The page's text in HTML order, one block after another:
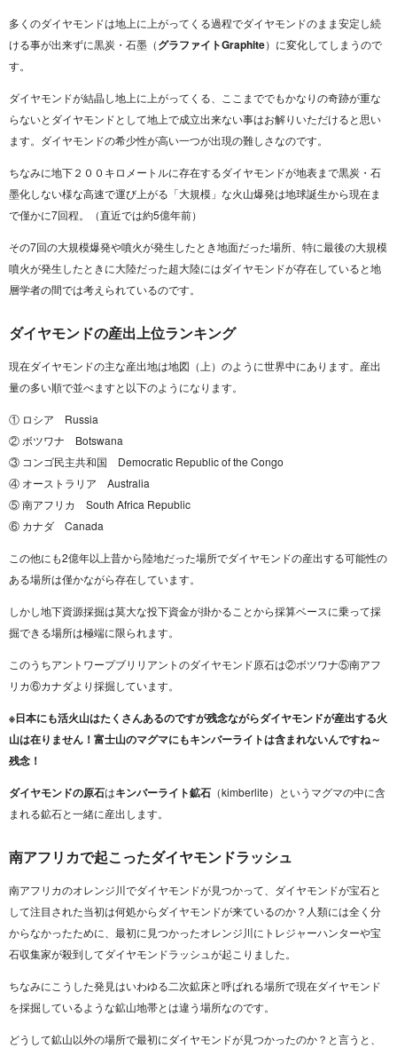
多くのダイヤモンドは地上に上がってくる過程でダイヤモンドのまま安定し続
ける事が出来ずに黒炭・石墨（グラファイトGraphite）に変化してしまうので
す。
ダイヤモンドが結晶し地上に上がってくる、ここまででもかなりの奇跡が重な
らないとダイヤモンドとして地上で成立出来ない事はお解りいただけると思い
ます。ダイヤモンドの希少性が高い一つが出現の難しさなのです。
ちなみに地下２００キロメートルに存在するダイヤモンドが地表まで黒炭・石
墨化しない様な高速で運び上がる「大規模」な火山爆発は地球誕生から現在ま
で僅かに7回程。（直近では約5億年前）
その7回の大規模爆発や噴火が発生したとき地面だった場所、特に最後の大規模
噴火が発生したときに大陸だった超大陸にはダイヤモンドが存在していると地
層学者の間では考えられているのです。
ダイヤモンドの産出上位ランキング
現在ダイヤモンドの主な産出地は地図（上）のように世界中にあります。産出
量の多い順で並べますと以下のようになります。
① ロシア Russia
② ボツワナ Botswana
③ コンゴ民主共和国 Democratic Republic of the Congo
④ オーストラリア Australia
⑤ 南アフリカ South Africa Republic
⑥ カナダ Canada
この他にも2億年以上昔から陸地だった場所でダイヤモンドの産出する可能性の
ある場所は僅かながら存在しています。
しかし地下資源採掘は莫大な投下資金が掛かることから採算ベースに乗って採
掘できる場所は極端に限られます。
このうちアントワープブリリアントのダイヤモンド原石は②ボツワナ⑤南アフ
リカ⑥カナダより採掘しています。
※日本にも活火山はたくさんあるのですが残念ながらダイヤモンドが産出する火
山は在りません！富士山のマグマにもキンバーライトは含まれないんですね～
残念！
ダイヤモンドの原石はキンバーライト鉱石 （kimberlite）というマグマの中に含
まれる鉱石と一緒に産出します。
南アフリカで起こったダイヤモンドラッシュ
南アフリカのオレンジ川でダイヤモンドが見つかって、ダイヤモンドが宝石と
して注目された当初は何処からダイヤモンドが来ているのか？人類には全く分
からなかったために、最初に見つかったオレンジ川にトレジャーハンターや宝
石収集家が殺到してダイヤモンドラッシュが起こりました。
ちなみにこうした発見はいわゆる二次鉱床と呼ばれる場所で現在ダイヤモンド
を採掘しているような鉱山地帯とは違う場所なのです。
どうして鉱山以外の場所で最初にダイヤモンドが見つかったのか？と言うと、